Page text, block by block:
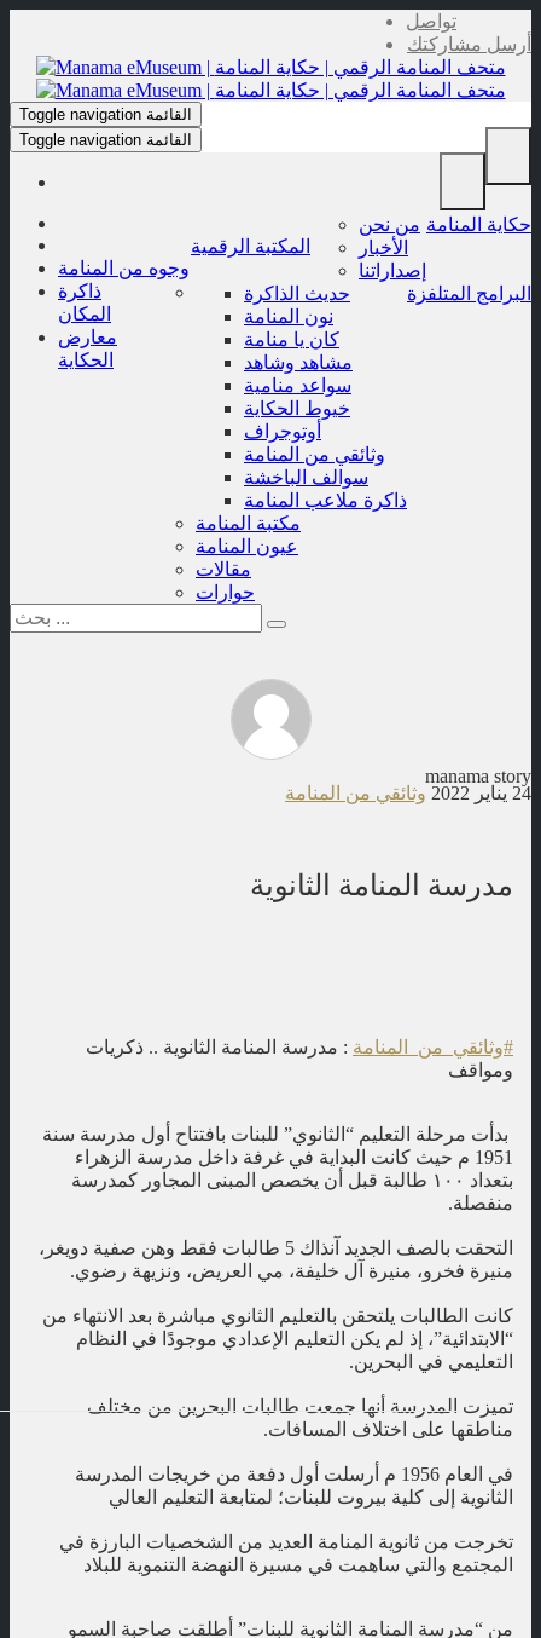
content
تواصل
أرسل مشاركتك
Toggle navigation القائمة
Toggle navigation القائمة
حكاية المنامة من نحن
الأخبار
إصداراتنا
المكتبة الرقمية
البرامج المتلفزة
حديث الذاكرة
نون المنامة
كان يا منامة
مشاهد وشاهد
سواعد منامية
خيوط الحكاية
أوتوجراف
وثائقي من المنامة
سوالف الباخشة
ذاكرة ملاعب المنامة
مكتبة المنامة
عيون المنامة
مقالات
حوارات
وجوه من المنامة
ذاكرة
المكان
معارض
الحكاية
manama story
24 يناير 2022
وثائقي من المنامة
مدرسة المنامة الثانوية
#وثائقي_من_المنامة : مدرسة المنامة الثانوية .. ذكريات
ومواقف
بدأت مرحلة التعليم “الثانوي” للبنات بافتتاح أول مدرسة سنة
1951 م حيث كانت البداية في غرفة داخل مدرسة الزهراء
بتعداد ١٠٠ طالبة قبل أن يخصص المبنى المجاور كمدرسة
منفصلة.
التحقت بالصف الجديد آنذاك 5 طالبات فقط وهن صفية دويغر،
منيرة فخرو، منيرة آل خليفة، مي العريض، ونزيهة رضوي.
كانت الطالبات يلتحقن بالتعليم الثانوي مباشرة بعد الانتهاء من
“الابتدائية”، إذ لم يكن التعليم الإعدادي موجودًا في النظام
التعليمي في البحرين.
تميزت المدرسة أنها جمعت طالبات البحرين من مختلف
مناطقها على اختلاف المسافات.
في العام 1956 م أرسلت أول دفعة من خريجات المدرسة
الثانوية إلى كلية بيروت للبنات؛ لمتابعة التعليم العالي
تخرجت من ثانوية المنامة العديد من الشخصيات البارزة في
المجتمع والتي ساهمت في مسيرة النهضة التنموية للبلاد
من “مدرسة المنامة الثانوية للبنات” أطلقت صاحبة السمو